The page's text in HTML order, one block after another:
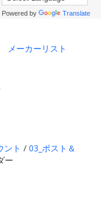
Powered by Translate
メーカーリスト
ント /03_ポスト＆
ー